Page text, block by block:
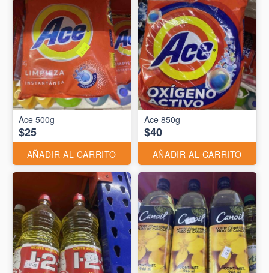
Ace 500g
$25
AÑADIR AL CARRITO
Ace 850g
$40
AÑADIR AL CARRITO